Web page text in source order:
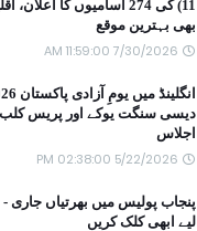
11) کی 274 آسامیوں کا
بھی بہترین موقع
7/30/2026 11:59:00 AM
دیسی سنگت یوکے اور پریس کلب
اجلاس
5/22/2026 02:38:00 PM
پنجاب پولیس میں بھرتیاں جاری
لیے ابھی کلک کریں